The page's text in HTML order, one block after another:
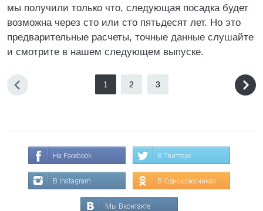
мы получили только что, следующая посадка будет
возможна через сто или сто пятьдесят лет. Но это
предварительные расчеты, точные данные слушайте
и смотрите в нашем следующем выпуске.
1 2 3
На Facebook В Твиттере
В Instagram В Одноклассниках
Мы Вконтакте